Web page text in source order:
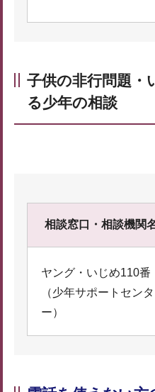
子供の非行問題・
る少年の相談
相談窓口・相談機関
ヤング・いじめ110番
（少年サポートセンタ
ー）